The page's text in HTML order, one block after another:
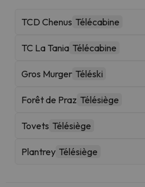
TCD Chenus Télécabine
TC La Tania Télécabine
Gros Murger Téléski
Forêt de Praz Télésiège
Tovets Télésiège
Plantrey Télésiège